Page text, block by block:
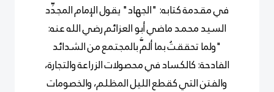
في مقدمة كتابه: "الجهاد" يقول الإمام المجدِّد
السيد محمد ماضي أبو العزائم رضي الله عنه:
"ولما تحققتُ بما ألمَّ بالمجتمع من الشدائد
الفادحة: كالكساد في محصولات الزراعة والتجارة،
والفتن التي كقطع الليل المظلم، والخصومات